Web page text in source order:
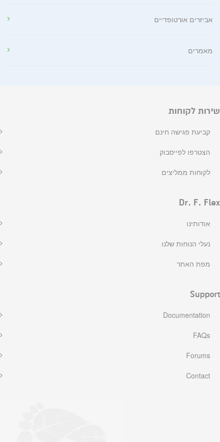
אביזרים אורטופדיים
מאמרים
שירות לקוחות
קביעת פגישה חינם
הצטרפו לפייסבוק
לקוחות ממליצים
Dr. F. Flex
אודותינו
נעלי הנוחות שלנו
מפת האתר
Support
Documentation
FAQs
Forums
Contact